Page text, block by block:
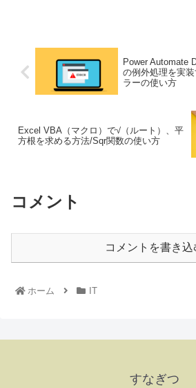
Power Automate
の例外処理を実
ラーの使い方
Excel VBA（マクロ）で√（ルート）、平
方根を求める方法/Sqr関数の使い方
コメント
コメントを書き込
ホーム IT
すなぎつ